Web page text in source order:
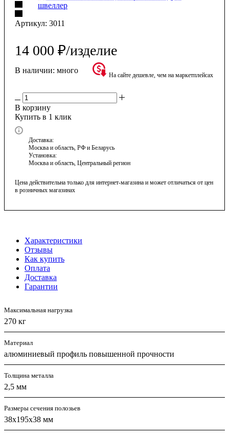
Артикул: 3011
14 000 ₽/изделие
В наличии: много
На сайте дешевле, чем на маркетплейсах
В корзину
Купить в 1 клик
Доставка:
Москва и область, РФ и Беларусь
Установка:
Москва и область, Центральный регион
Цена действительна только для интернет-магазина и может отличаться от цен
в розничных магазинах
Характеристики
Отзывы
Как купить
Оплата
Доставка
Гарантии
Максимальная нагрузка
270 кг
Материал
алюминиевый профиль повышенной прочности
Толщина металла
2,5 мм
Размеры сечения полозьев
38х195х38 мм